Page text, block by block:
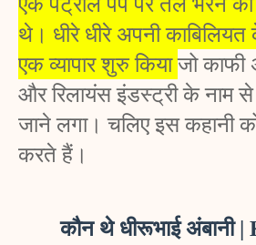
थे। धीरे धीरे अपनी
एक व्यापार शुरु किया जो
और रिलायंस इंडस्ट्री के नाम से
जाने लगा। चलिए इस
करते हैं।
कौन थे धीरूभाई अंबानी